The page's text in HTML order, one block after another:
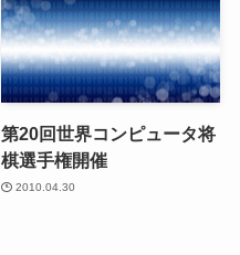
第20回世界コンピュータ将
棋選手権開催
2010.04.30